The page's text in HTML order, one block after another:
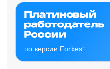
по версии Forbes4